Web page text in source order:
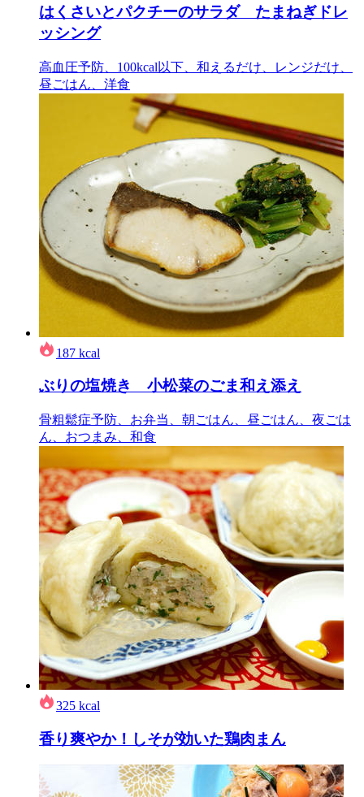
はくさいとパクチーのサラダ たまねぎドレ
ッシング
高血圧予防、100kcal以下、和えるだけ、レンジだけ、
昼ごはん、洋食
187 kcal
ぶりの塩焼き 小松菜のごま和え添え
骨粗鬆症予防、お弁当、朝ごはん、昼ごはん、夜ごは
ん、おつまみ、和食
325 kcal
香り爽やか！しそが効いた鶏肉まん